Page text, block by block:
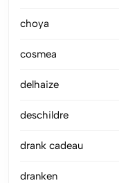
choya
cosmea
delhaize
deschildre
drank cadeau
dranken